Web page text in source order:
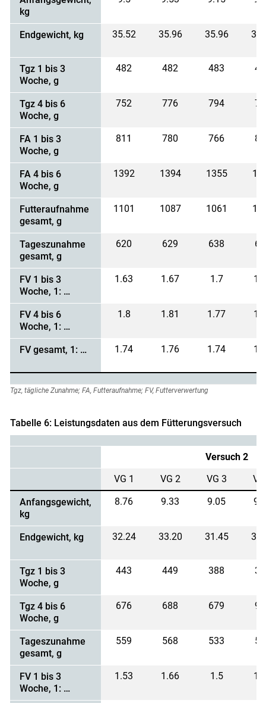
kg
Endgewicht, kg 35.52 35.96 35.96
Tgz 1 bis 3
Woche, g
482 482 483
Tgz 4 bis 6
Woche, g
752 776 794
FA 1 bis 3
Woche, g
811 780 766
FA 4 bis 6
Woche, g
1392 1394 1355
Futteraufnahme
gesamt, g
1101 1087 1061
Tageszunahme
gesamt, g
620 629 638
FV 1 bis 3
Woche, 1: …
1.63 1.67 1.7
FV 4 bis 6
Woche, 1: …
1.8 1.81 1.77
FV gesamt, 1: … 1.74 1.76 1.74
Tgz, tägliche Zunahme; FA, Futteraufnahme; FV, Futterverwertung
Tabelle 6: Leistungsdaten aus dem Fütterungsversuch
Versuch 2
VG 1
VG 2 VG 3
Anfangsgewicht,
kg
8.76 9.33 9.05
Endgewicht, kg 32.24 33.20 31.45
Tgz 1 bis 3
Woche, g
443 449 388
Tgz 4 bis 6
Woche, g
676 688 679
Tageszunahme
gesamt, g
559 568 533
FV 1 bis 3
Woche, 1: …
1.53 1.66 1.5